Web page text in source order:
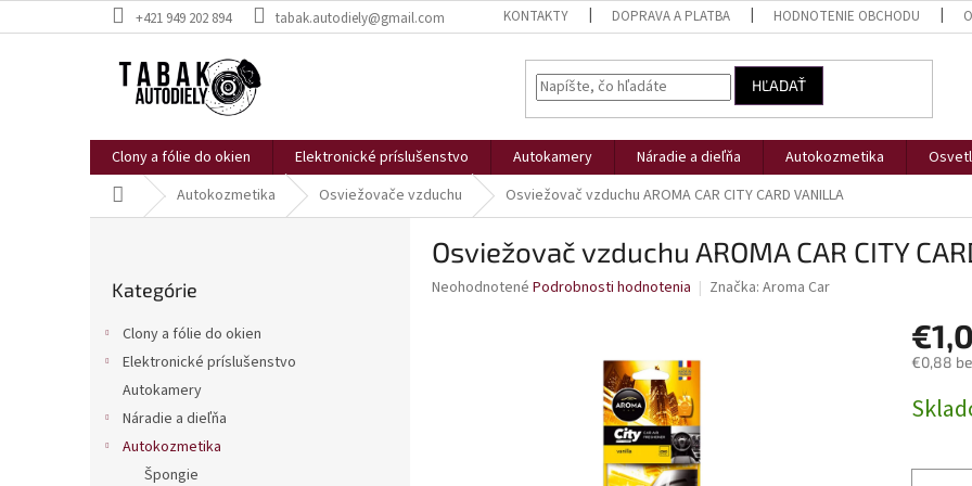
na
+421 949 202 894 tabak.autodiely@gmail.com KONTAKTY DOPRAVA A PLATBA HODNOTENIE OBCHODU
HĽADAŤ
Clony a fólie do okien Elektronické príslušenstvo Autokamery Náradie a dieľňa Autokozmetika
DomovAutokozmetika Osviežovače vzduchu Osviežovač vzduchu AROMA CAR CITY CARD VANILLA
kategórie
Kategórie
Clony a fólie do okien
Elektronické príslušenstvo
Autokamery
Náradie a dieľňa
Autokozmetika
Špongie
Osviežovač vzduchu AROMA CAR CITY
Priemerné
Neohodnotené Podrobnosti hodnotenia Značka: Aroma Car
€0,88
cena: